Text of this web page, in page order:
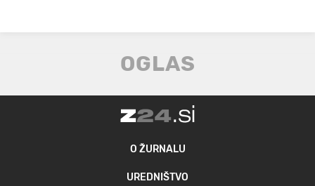
O ŽURNALU
UREDNIŠTVO